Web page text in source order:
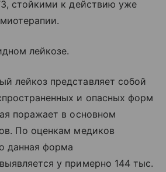
стойкими к действию уже
лейкозе.
лейкоз представляет собой
и опасных форм
поражает в основном
По оценкам медиков
данная форма
у примерно 144 тыс.